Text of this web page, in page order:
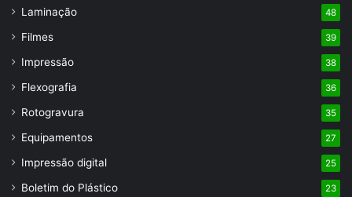
Laminação 48
Filmes 39
Impressão 38
Flexografia 36
Rotogravura 35
Equipamentos 27
Impressão digital 25
Boletim do Plástico 23